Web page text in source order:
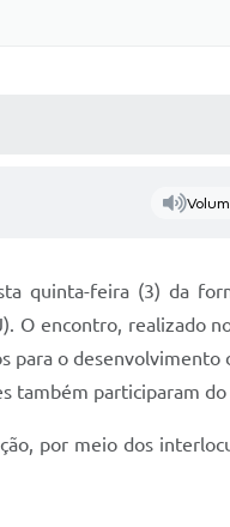
quinta-feira (3) da
O encontro, realizado
o desenvolvimento
também participaram
por meio dos